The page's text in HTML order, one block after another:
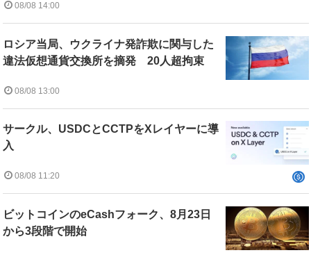
08/08 14:00
ロシア当局、ウクライナ発詐欺に関与した
違法仮想通貨交換所を摘発 20人超拘束
08/08 13:00
サークル、USDCとCCTPをXレイヤーに導
入
08/08 11:20
ビットコインのeCashフォーク、8月23日
から3段階で開始